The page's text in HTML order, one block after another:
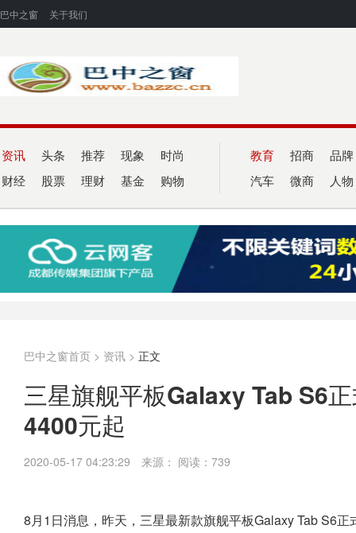
巴中之窗 关于我们
资讯 头条 推荐 现象 时尚
财经 股票 理财 基金 购物
教育 招商 品牌
汽车 微商 人物
巴中之窗首页 > 资讯 > 正文
三星旗舰平板Galaxy Tab S6
4400元起
2020-05-17 04:23:29 来源： 阅读：739
8月1日消息，昨天，三星最新款旗舰平板Galaxy Tab S6